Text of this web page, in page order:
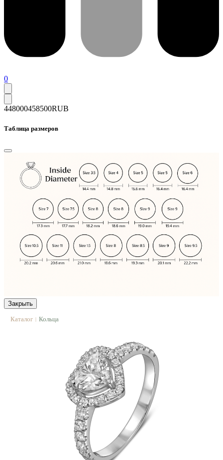
0
448000458500RUB
Таблица размеров
Закрыть
Каталог | Кольца